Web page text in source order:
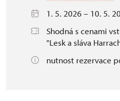
1. 5. 2026 – 10. 5.
Shodná s cenami
"Lesk a sláva
nutnost rezervace